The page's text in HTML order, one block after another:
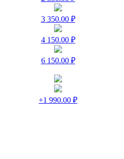
3 350.00 ₽
4 150.00 ₽
6 150.00 ₽
+1 990.00 ₽